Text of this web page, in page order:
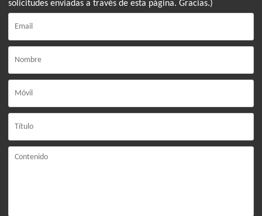
solicitudes enviadas a través de esta página. Gracias.)